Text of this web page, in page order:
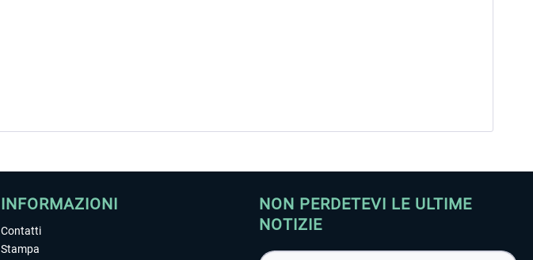
INFORMAZIONI
Contatti
Stampa
NON PERDETEVI LE ULTIME
NOTIZIE